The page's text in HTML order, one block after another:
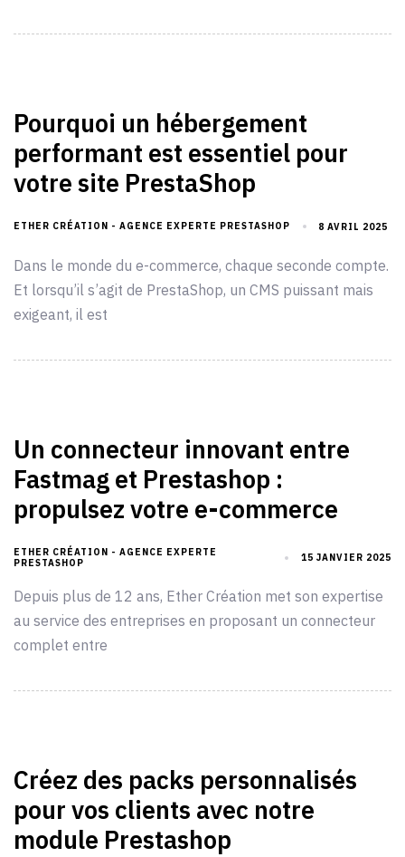
Pourquoi un hébergement
performant est essentiel pour
votre site PrestaShop
ETHER CRÉATION - AGENCE EXPERTE PRESTASHOP 8 AVRIL 2025
Dans le monde du e-commerce, chaque seconde compte.
Et lorsqu’il s’agit de PrestaShop, un CMS puissant mais
exigeant, il est
Un connecteur innovant entre
Fastmag et Prestashop :
propulsez votre e-commerce
ETHER CRÉATION - AGENCE EXPERTE
PRESTASHOP
15 JANVIER 2025
Depuis plus de 12 ans, Ether Création met son expertise
au service des entreprises en proposant un connecteur
complet entre
Créez des packs personnalisés
pour vos clients avec notre
module Prestashop